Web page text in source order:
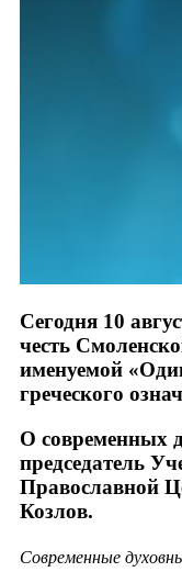
Сегодня 10
честь
именуемой
греческого
О современных
председатель
Православной
Козлов.
Современные